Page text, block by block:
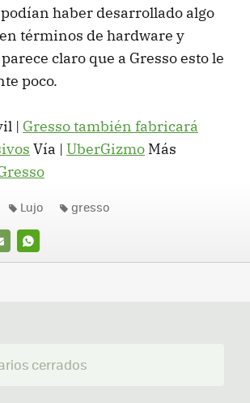
haber desarrollado algo
términos de hardware y
claro que a Gresso esto le
poco.
| Gresso también fabricará
Vía | UberGizmo Más
WHATSAPP
Lujo gresso
cerrados